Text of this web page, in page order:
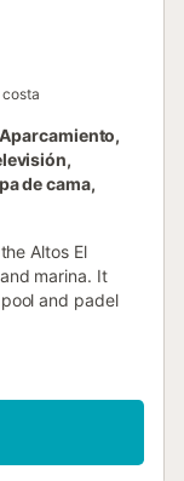
de cama,
Altos El
marina. It
and padel